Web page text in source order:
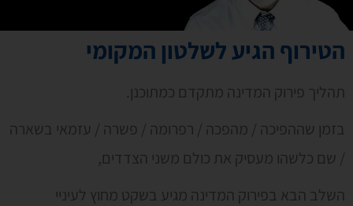
הטירוף הגיע לשלטון המקומי
תהליך פירוק המדינה מתקדם כמתוכנן.
בזמן שההפיכה / מהפכה / רפרומה / פשרה / עזמאי בשארה
/ שם כלשהו מעסיק את כולם משני הצדדים,
השלב הבא בפירוק המדינה מגיע בשקט מחוץ לעיניי